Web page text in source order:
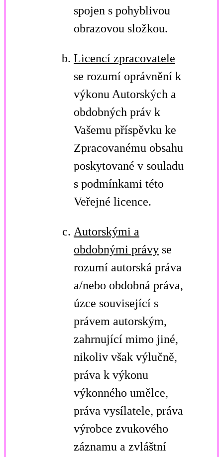
spojen s pohyblivou
obrazovou složkou.
Licencí zpracovatele
se rozumí oprávnění k
výkonu Autorských a
obdobných práv k
Vašemu příspěvku ke
Zpracovanému obsahu
poskytované v souladu
s podmínkami této
Veřejné licence.
Autorskými a
obdobnými právy se
rozumí autorská práva
a/nebo obdobná práva,
úzce související s
právem autorským,
zahrnující mimo jiné,
nikoliv však výlučně,
práva k výkonu
výkonného umělce,
práva vysílatele, práva
výrobce zvukového
záznamu a zvláštní